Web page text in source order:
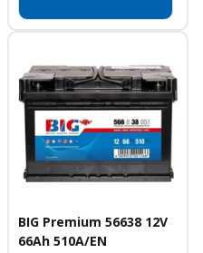
BIG Premium 56638 12V
66Ah 510A/EN